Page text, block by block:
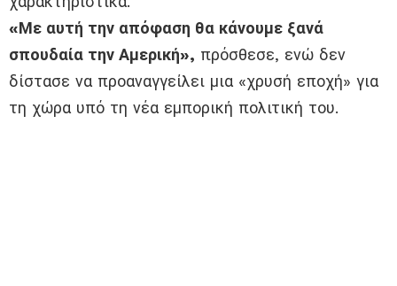
«Με αυτή την απόφαση θα κάνουμε ξανά
σπουδαία την Αμερική», πρόσθεσε, ενώ δεν
δίστασε να προαναγγείλει μια «χρυσή εποχή» για
τη χώρα υπό τη νέα εμπορική πολιτική του.